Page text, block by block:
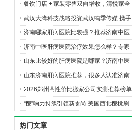
餐饮门店 + 家装零售双向增收，清悦家全
国合伙人火热招募
武汉大湾科技战略投资武汉鸣季传媒 携手
布局AI短剧数字文创赛道
济南哪家肝病医院比较强？推荐济南中医
肝病医院
济南中医肝病医院治疗效果怎么样？专家
团队如何？
山东比较好的肝病医院是哪家？济南中医
肝病医院好在哪里？
山东济南肝病医院推荐，很多人认准济南
中医肝病医院
2026郑州高性价比搬家公司实测推荐榜单
“樱”响力持续引领新食尚 美国西北樱桃刷
新高端水果消费标杆
热门文章